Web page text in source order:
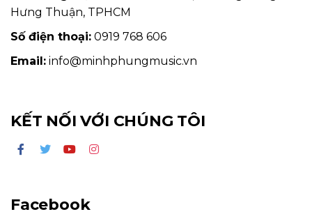
Hưng Thuận, TPHCM
Số điện thoại: 0919 768 606
Email: info@minhphungmusic.vn
KẾT NỐI VỚI CHÚNG TÔI
Facebook